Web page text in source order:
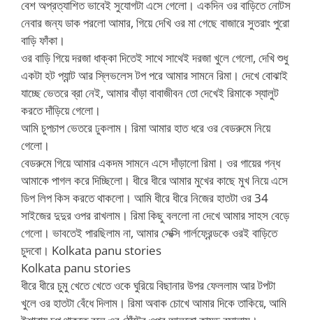
বেশ অপ্রত্যাশিত ভাবেই সুযোগটা এসে গেলো। একদিন ওর বাড়িতে নোটস
নেবার জন্য ডাক পরলো আমার, গিয়ে দেখি ওর মা গেছে বাজারে সুতরাং পুরো
বাড়ি ফাঁকা।
ওর বাড়ি গিয়ে দরজা ধাক্কা দিতেই সাথে সাথেই দরজা খুলে গেলো, দেখি শুধু
একটা হট প্যান্ট আর স্লিভলেস টপ পরে আমার সামনে রিমা। দেখে বোঝাই
যাচ্ছে ভেতরে ব্রা নেই, আমার বাঁড়া বাবাজীবন তো দেখেই রিমাকে স্যালুট
করতে দাঁড়িয়ে গেলো।
আমি চুপচাপ ভেতরে ঢুকলাম। রিমা আমার হাত ধরে ওর বেডরুমে নিয়ে
গেলো।
বেডরুমে গিয়ে আমার একদম সামনে এসে দাঁড়ালো রিমা। ওর গায়ের গন্ধ
আমাকে পাগল করে দিচ্ছিলো। ধীরে ধীরে আমার মুখের কাছে মুখ নিয়ে এসে
ডিপ লিপ কিস করতে থাকলো। আমি ধীরে ধীরে নিজের হাতটা ওর 34
সাইজের দুদুর ওপর রাখলাম। রিমা কিছু বললো না দেখে আমার সাহস বেড়ে
গেলো। ভাবতেই পারছিলাম না, আমার সেক্সি গার্লফ্রেন্ডকে ওরই বাড়িতে
চুদবো। Kolkata panu stories
Kolkata panu stories
ধীরে ধীরে চুমু খেতে খেতে ওকে ঘুরিয়ে বিছানার উপর ফেললাম আর টপটা
খুলে ওর হাতটা বেঁধে দিলাম। রিমা অবাক চোখে আমার দিকে তাকিয়ে, আমি